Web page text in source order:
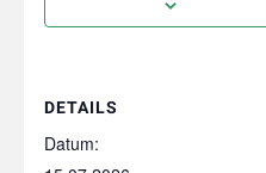
DETAILS
Datum: